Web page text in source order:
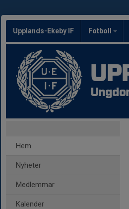
Upplands-Ekeby IF Fotboll
Hem
Nyheter
Medlemmar
Kalender